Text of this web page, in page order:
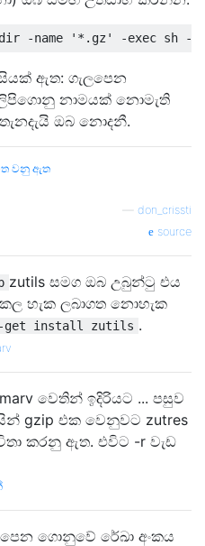
ඇත: ගැලපෙන
ලිපිගොනු නාමයක් නොමැති
ඔබ නොදනී.
වනු ඇත
don_crissti
source
zutils සමග ඔබ උබුන්ටු එය
හැක ලබාගත නොහැක
get install zutils .
වෙතින් ඉදිරියට ... පසුව
gzip එක වෙනුවට zutres
කරනු ඇත. එවිට -r වැඩ
ගොනුවේ රේඛා අංකය